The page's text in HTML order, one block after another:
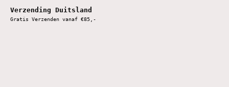
Verzending Duitsland
Gratis Verzenden vanaf €85,-